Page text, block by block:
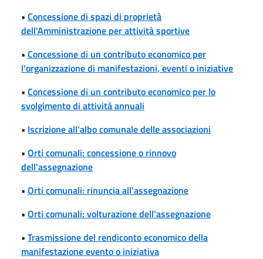
• Concessione di spazi di proprietà
dell'Amministrazione per attività sportive
• Concessione di un contributo economico per
l'organizzazione di manifestazioni, eventi o iniziative
• Concessione di un contributo economico per lo
svolgimento di attività annuali
• Iscrizione all'albo comunale delle associazioni
• Orti comunali: concessione o rinnovo
dell'assegnazione
• Orti comunali: rinuncia all'assegnazione
• Orti comunali: volturazione dell'assegnazione
• Trasmissione del rendiconto economico della
manifestazione evento o iniziativa